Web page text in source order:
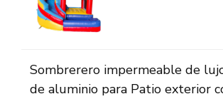
Sombrerero impermeable de
de aluminio para Patio exterior